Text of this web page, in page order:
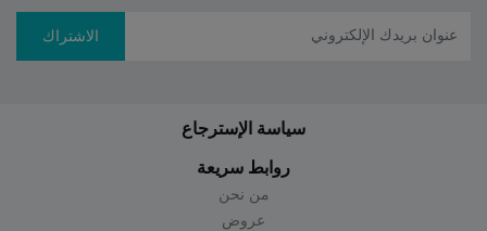
الاشتراك
سياسة الإسترجاع
روابط سريعة
من نحن
عروض